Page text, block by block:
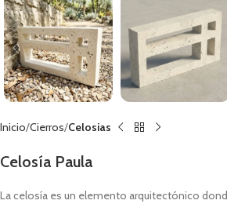
Inicio Cierros Celosias
Celosía Paula
La celosía es un elemento arquitectónico